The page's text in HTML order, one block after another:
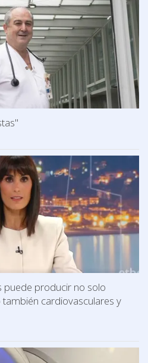
puede producir no solo
cardiovasculares y